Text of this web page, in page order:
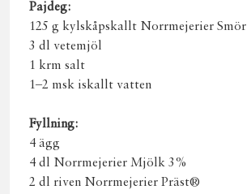
Pajdeg:
125 g kylskåpskallt Norrmejerier Smör
3 dl vetemjöl
1 krm salt
1–2 msk iskallt vatten
Fyllning:
4 ägg
4 dl Norrmejerier Mjölk 3%
2 dl riven Norrmejerier Präst®